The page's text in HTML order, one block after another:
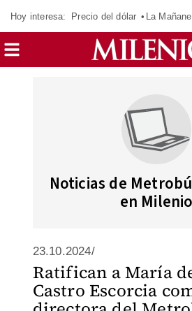
Hoy interesa: Precio del dólar La
Noticias de
en Milenio
23.10.2024/
Ratifican a María
Castro Escorcia